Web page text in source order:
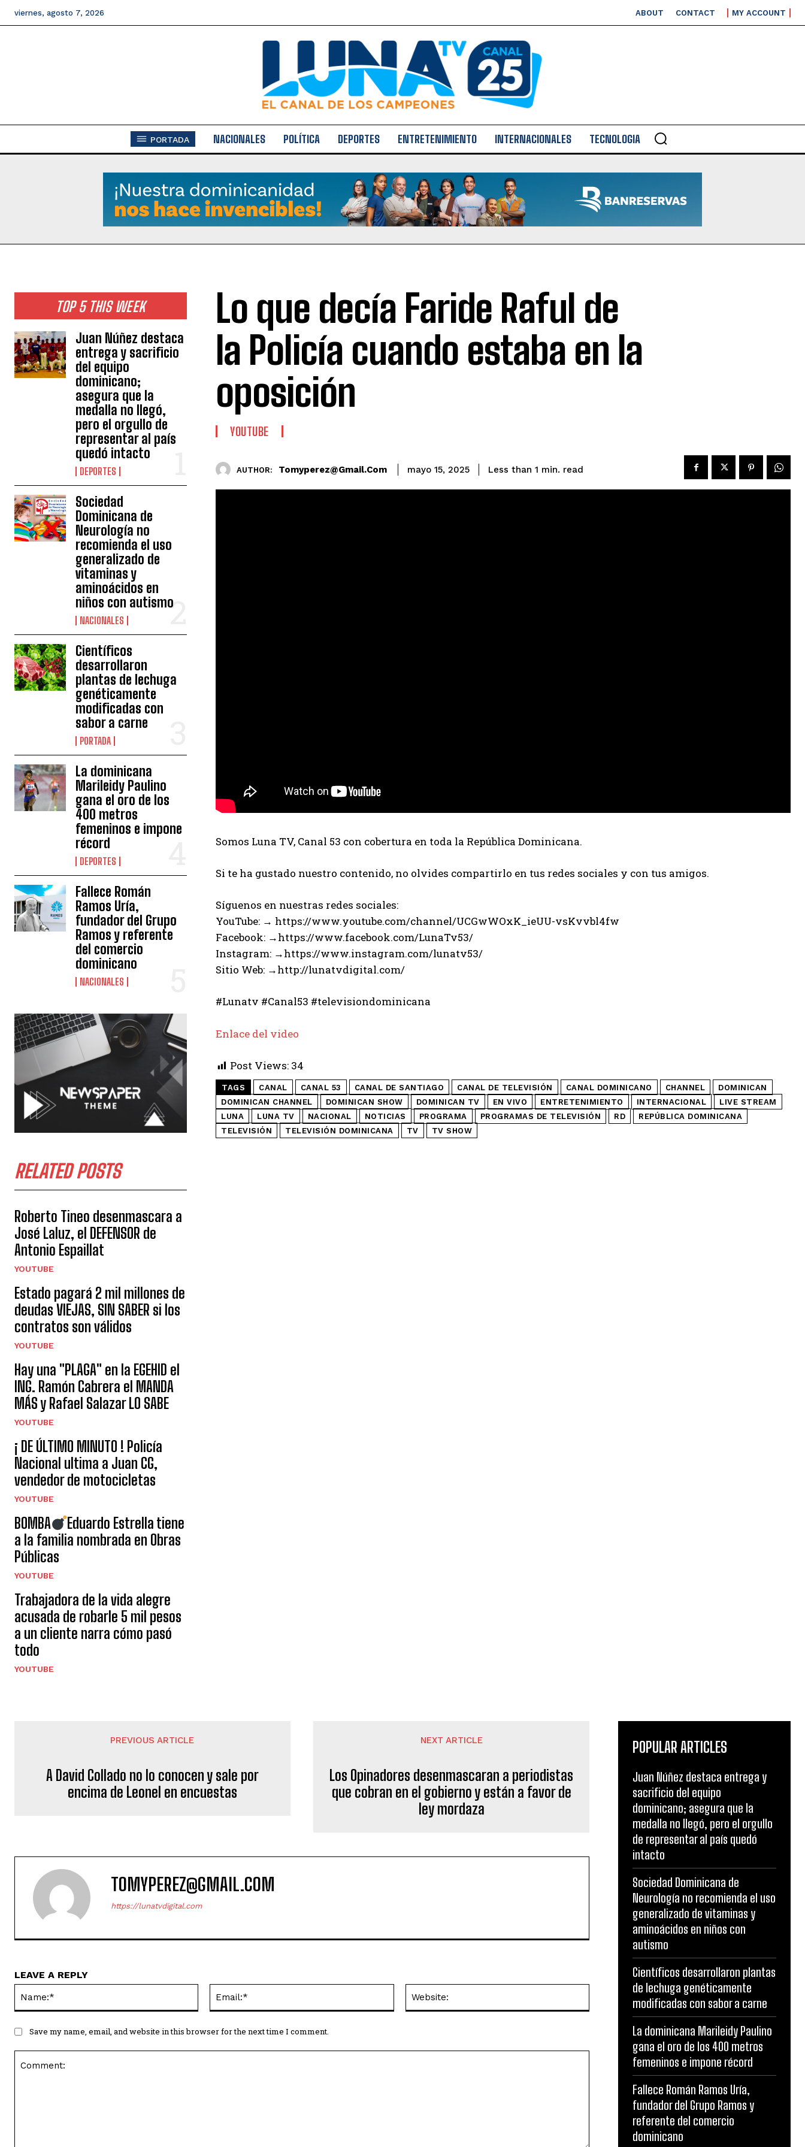
viernes, agosto 7, 2026 ABOUT CONTACT MY ACCOUNT
PORTADA NACIONALES POLÍTICA DEPORTES ENTRETENIMIENTO INTERNACIONALES TECNOLOGIA
TOP 5 THIS WEEK
Juan Núñez destaca
entrega y sacrificio
del equipo
dominicano;
asegura que la
medalla no llegó,
pero el orgullo de
representar al país
quedó intacto
DEPORTES
Sociedad
Dominicana de
Neurología no
recomienda el uso
generalizado de
vitaminas y
aminoácidos en
niños con autismo
NACIONALES
Científicos
desarrollaron
plantas de lechuga
genéticamente
modificadas con
sabor a carne
PORTADA
La dominicana
Marileidy Paulino
gana el oro de los
400 metros
femeninos e impone
récord
DEPORTES
Fallece Román
Ramos Uría,
fundador del Grupo
Ramos y referente
del comercio
dominicano
NACIONALES
RELATED POSTS
Roberto Tineo desenmascara a
José Laluz, el DEFENSOR de
Antonio Espaillat
YOUTUBE
Estado pagará 2 mil millones de
deudas VIEJAS, SIN SABER si los
contratos son válidos
YOUTUBE
Hay una "PLAGA" en la EGEHID el
ING. Ramón Cabrera el MANDA
MÁS y Rafael Salazar LO SABE
YOUTUBE
¡ DE ÚLTIMO MINUTO ! Policía
Nacional ultima a Juan CG,
vendedor de motocicletas
YOUTUBE
BOMBA
Eduardo Estrella tiene
a la familia nombrada en Obras
Públicas
YOUTUBE
Trabajadora de la vida alegre
acusada de robarle 5 mil pesos
a un cliente narra cómo pasó
todo
YOUTUBE
Lo que decía Faride Raful de
la Policía cuando estaba en la
oposición
YOUTUBE
AUTHOR: Tomyperez@gmail.com mayo 15, 2025 Less than 1 min. read
Somos Luna TV, Canal 53 con cobertura en toda la República Dominicana.
Si te ha gustado nuestro contenido, no olvides compartirlo en tus redes sociales y con tus amigos.
Síguenos en nuestras redes sociales:
YouTube: → https://www.youtube.com/channel/UCGwWOxK_ieUU-vsKvvbl4fw
Facebook: →https://www.facebook.com/LunaTv53/
Instagram: →https://www.instagram.com/lunatv53/
Sitio Web: →http://lunatvdigital.com/
#Lunatv #Canal53 #televisiondominicana
Enlace del video
Post Views: 34
TAGS CANAL CANAL 53 CANAL DE SANTIAGO CANAL DE TELEVISIÓN CANAL DOMINICANO CHANNEL
DOMINICAN
DOMINICAN CHANNEL
DOMINICAN SHOW DOMINICAN TV EN VIVO ENTRETENIMIENTO INTERNACIONAL
LIVE STREAM
LUNA
LUNA TV NACIONAL NOTICIAS PROGRAMA PROGRAMAS DE TELEVISIÓN RD
REPÚBLICA DOMINICANA
TELEVISIÓN
TELEVISIÓN DOMINICANA TV TV SHOW
PREVIOUS ARTICLE
A David Collado no lo conocen y sale por
encima de Leonel en encuestas
NEXT ARTICLE
Los Opinadores desenmascaran a periodistas
que cobran en el gobierno y están a favor de
ley mordaza
TOMYPEREZ@GMAIL.COM
https://lunatvdigital.com
LEAVE A REPLY
Save my name, email, and website in this browser for the next time I comment.
POPULAR ARTICLES
Juan Núñez destaca entrega y
sacrificio del equipo
dominicano; asegura que la
medalla no llegó, pero el orgullo
de representar al país quedó
intacto
Sociedad Dominicana de
Neurología no recomienda el uso
generalizado de vitaminas y
aminoácidos en niños con
autismo
Científicos desarrollaron plantas
de lechuga genéticamente
modificadas con sabor a carne
La dominicana Marileidy Paulino
gana el oro de los 400 metros
femeninos e impone récord
Fallece Román Ramos Uría,
fundador del Grupo Ramos y
referente del comercio
dominicano